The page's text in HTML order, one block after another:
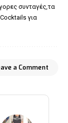
συνταγές,τα
για
a Comment